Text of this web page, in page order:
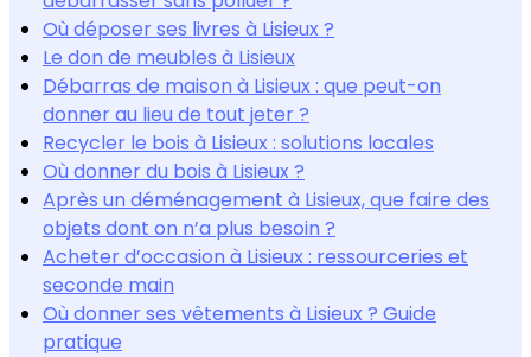
Où déposer ses livres à Lisieux ?
Le don de meubles à Lisieux
Débarras de maison à Lisieux : que peut-on
donner au lieu de tout jeter ?
Recycler le bois à Lisieux : solutions locales
Où donner du bois à Lisieux ?
Après un déménagement à Lisieux, que faire des
objets dont on n’a plus besoin ?
Acheter d’occasion à Lisieux : ressourceries et
seconde main
Où donner ses vêtements à Lisieux ? Guide
pratique